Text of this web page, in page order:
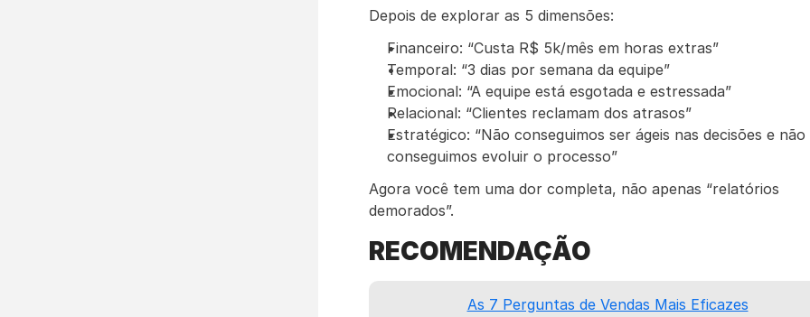
Depois de explorar as 5 dimensões:
Financeiro: “Custa R$ 5k/mês em horas extras”
Temporal: “3 dias por semana da equipe”
Emocional: “A equipe está esgotada e estressada”
Relacional: “Clientes reclamam dos atrasos”
Estratégico: “Não conseguimos ser ágeis nas decisões e não
conseguimos evoluir o processo”
Agora você tem uma dor completa, não apenas “relatórios
demorados”.
RECOMENDAÇÃO
​As 7 Perguntas de Vendas Mais Eficazes​